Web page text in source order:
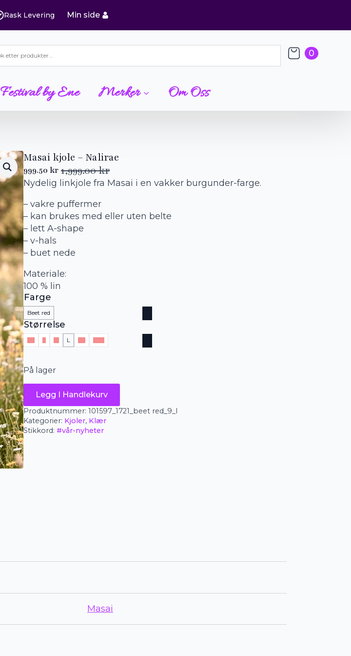
Rask Levering Min side
0
Festival by Ene Merker Om Oss
Masai kjole – Nalirae
1,999.00kr
Opprinnelig
pris
1,999.00 kr.
999.50 kr
Nåværende
pris
999.50 kr.
Nydelig linkjole fra Masai i en vakker burgunder-farge.
– vakre puffermer
– kan brukes med eller uten belte
– lett A-shape
– v-hals
– buet nede
Materiale:
100 % lin
Farge
Beet red
Størrelse
L
På lager
Masai
kjole
-
Nalirae
antall
Legg I Handlekurv
Produktnummer: 101597_1721_beet red_9_l
Kategorier: Kjoler, Klær
Stikkord: #vår-nyheter
Masai